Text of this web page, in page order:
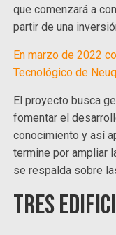
que comenzará a
partir de una
En marzo de 2022
Tecnológico de
El proyecto busca
fomentar el
conocimiento y así
termine por ampliar
se respalda sobre
Tres